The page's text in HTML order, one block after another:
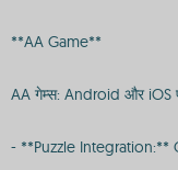
**AA Game**
AA गेम्स: Android और iOS
- **Puzzle